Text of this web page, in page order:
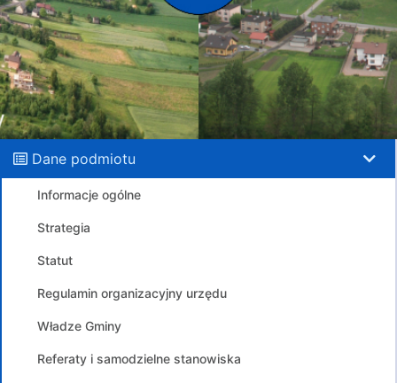
Dane podmiotu
Informacje ogólne
Strategia
Statut
Regulamin organizacyjny urzędu
Władze Gminy
Referaty i samodzielne stanowiska